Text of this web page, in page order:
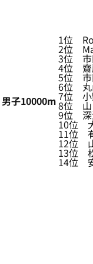
男子10000m
1位
2位
3位
4位 齋
5位
6位
7位 小
8位 山
9位 深
10位
11位
12位
13位
14位